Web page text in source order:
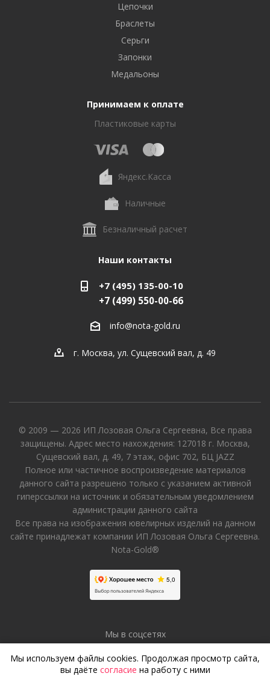
Цепочки
Браслеты
Серьги
Запонки
Медальоны
Принимаем к оплате
Пластиковые карты
Яндекс.Касса
Наличные
Безналичный расчет
Наши контакты
+7 (495) 135-00-10
+7 (499) 550-00-66
info@nota-gold.ru
г. Москва, ул. Сущевский вал, д. 49
© 2009 — 2026 ИП Лозовая Ольга Сергеевна, Все права
защищены. Адрес место нахождения: 127018 г. Москва,
Сущевский вал, д. 49, 7 этаж, офис 702, БЦ JAZZ
Полное или частичное воспроизведение материалов
данного сайта разрешено только с указанием активной
гиперссылки на источник и обязательным уведомлением
администрации данного сайта
Все права на изображения ювелирных изделий на данном
сайте принадлежат компании ИП Лозовая Ольга Сергеевна.
Nota-Gold®
Мы в соцсетях
Мы используем файлы cookies. Продолжая просмотр сайта,
вы даёте согласие на работу с ними